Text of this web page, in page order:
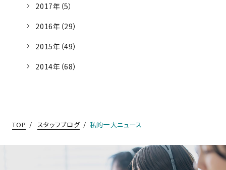
2017年（5）
2016年（29）
2015年（49）
2014年（68）
TOP スタッフブログ 私的一大ニュース